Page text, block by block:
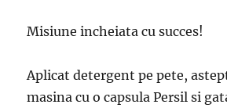
Misiune incheiata cu succes!
Aplicat detergent pe pete,
masina cu o capsula Persil si